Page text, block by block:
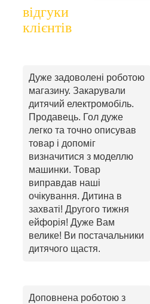
відгуки
клієнтів
Дуже задоволені роботою
магазину. Закарували
дитячий електромобіль.
Продавець. Гол дуже
легко та точно описував
товар і допоміг
визначитися з моделлю
машинки. Товар
виправдав наші
очікування. Дитина в
захваті! Другого тижня
ейфорія! Дуже Вам
велике! Ви постачальники
дитячого щастя.
Доповнена роботою з